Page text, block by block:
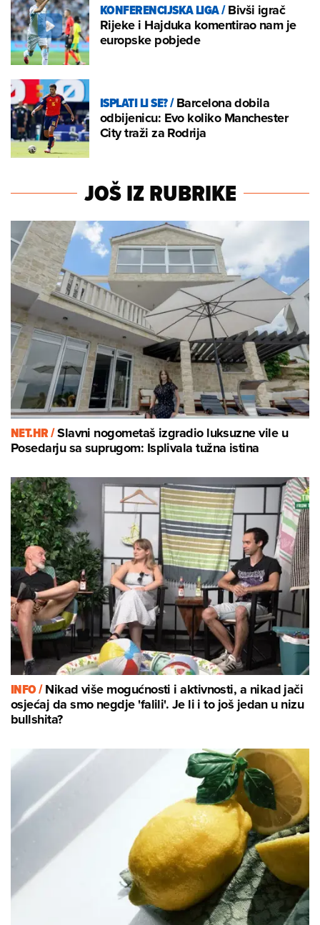
KONFERENCIJSKA LIGA/Bivši igrač
Rijeke i Hajduka komentirao nam je
europske pobjede
ISPLATI LI SE?/Barcelona dobila
odbijenicu: Evo koliko Manchester
City traži za Rodrija
JOŠ IZ RUBRIKE
NET.HR /Slavni nogometaš izgradio luksuzne vile u
Posedarju sa suprugom: Isplivala tužna istina
INFO /Nikad više mogućnosti i aktivnosti, a nikad jači
osjećaj da smo negdje 'falili'. Je li i to još jedan u nizu
bullshita?